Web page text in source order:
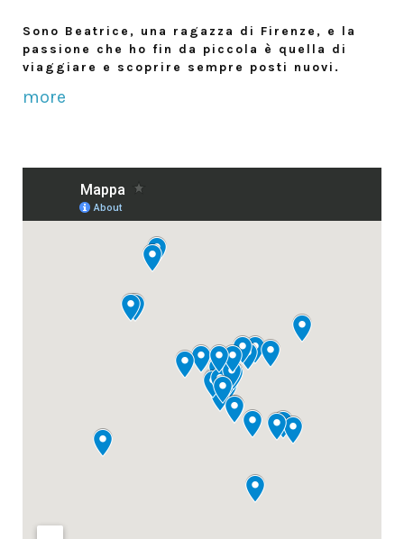
Sono Beatrice, una ragazza di Firenze, e la
passione che ho fin da piccola è quella di
viaggiare e scoprire sempre posti nuovi.
more